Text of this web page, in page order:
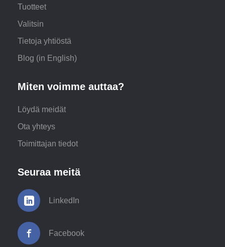
Tuotteet
Valitsin
Tietoja yhtiöstä
Blog (in English)
Miten voimme auttaa?
Löydä meidät
Ota yhteys
Toimittajan tiedot
Seuraa meitä
LinkedIn
Facebook